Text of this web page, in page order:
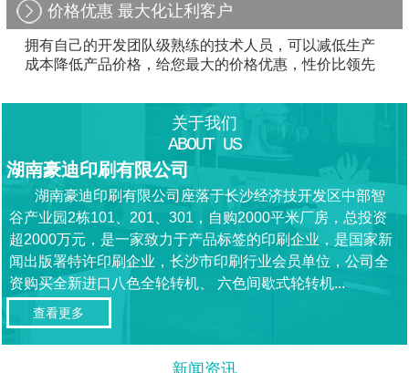
价格优惠 最大化让利客户
拥有自己的开发团队级熟练的技术人员，可以减低生产
成本降低产品价格，给您最大的价格优惠，性价比领先
关于我们
ABOUT US
湖南豪迪印刷有限公司
湖南豪迪印刷有限公司座落于长沙经济技开发区中部智
谷产业园2栋101、201、301，自购2000平米厂房，总投资
超2000万元，是一家致力于产品标签的印刷企业，是国家新
闻出版署特许印刷企业，长沙市印刷行业会员单位，公司全
资购买全新进口八色全轮转机、 六色间歇式轮转机...
查看更多
新闻资讯